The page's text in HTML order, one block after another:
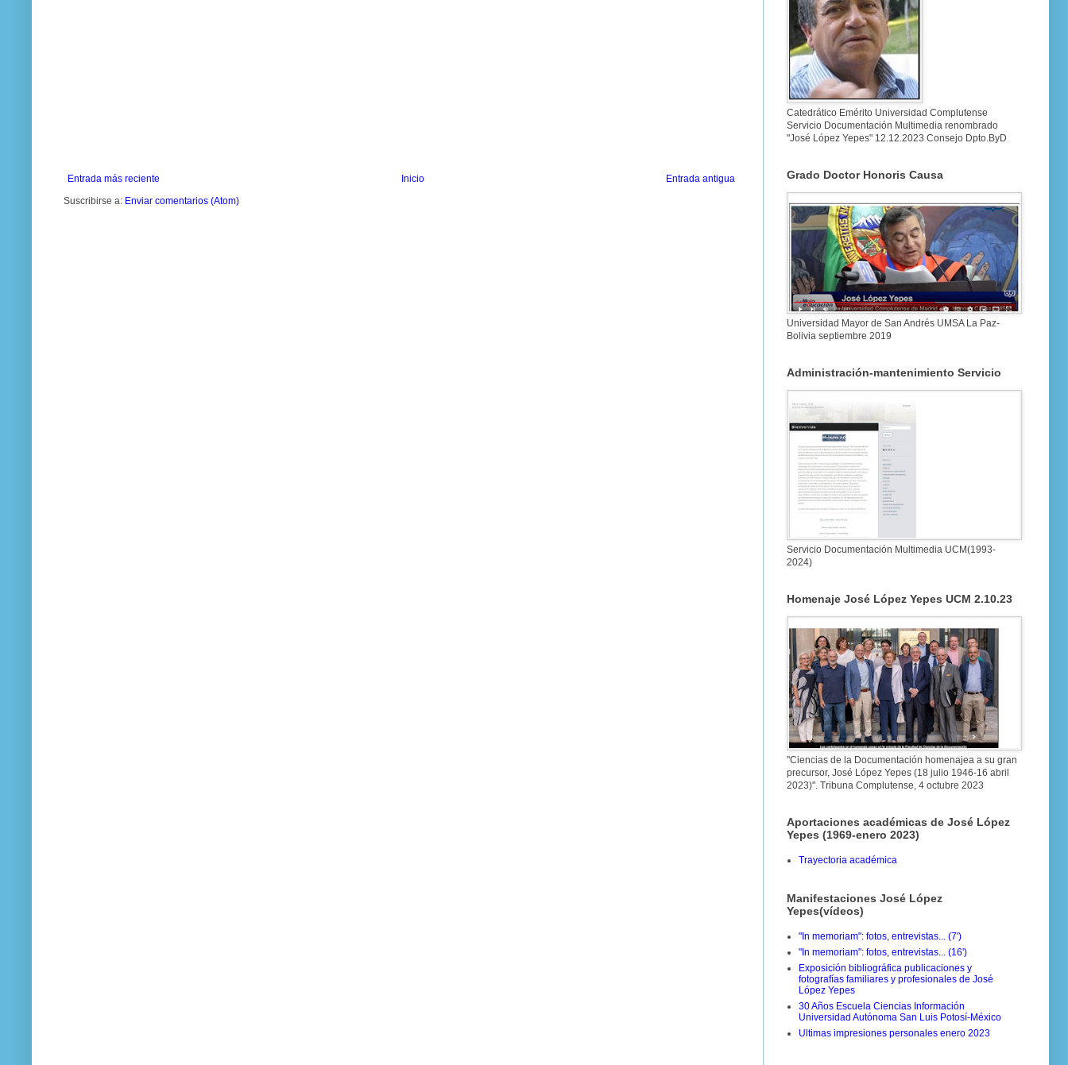
Entrada más reciente Entrada antigua
Inicio
Suscribirse a: Enviar comentarios (Atom)
Catedrático Emérito Universidad Complutense
Servicio Documentación Multimedia renombrado
"José López Yepes" 12.12.2023 Consejo Dpto.ByD
Grado Doctor Honoris Causa
Universidad Mayor de San Andrés UMSA La Paz-
Bolivia septiembre 2019
Administración-mantenimiento Servicio
Servicio Documentación Multimedia UCM(1993-
2024)
Homenaje José López Yepes UCM 2.10.23
"Ciencias de la Documentación homenajea a su gran
precursor, José López Yepes (18 julio 1946-16 abril
2023)". Tribuna Complutense, 4 octubre 2023
Aportaciones académicas de José López
Yepes (1969-enero 2023)
Trayectoria académica
Manifestaciones José López
Yepes(vídeos)
"In memoriam": fotos, entrevistas... (7')
"In memoriam": fotos, entrevistas... (16')
Exposición bibliográfica publicaciones y
fotografías familiares y profesionales de José
López Yepes
30 Años Escuela Ciencias Información
Universidad Autónoma San Luis Potosí-México
Ultimas impresiones personales enero 2023